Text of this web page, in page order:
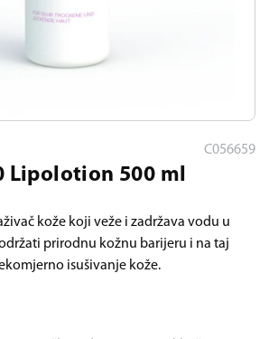
C056659
Lipolotion 500 ml
kože koji veže i zadržava vodu u
prirodnu kožnu barijeru i na taj
isušivanje kože.